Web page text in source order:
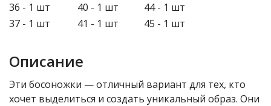
36 - 1 шт
37 - 1 шт
40 - 1 шт
41 - 1 шт
44 - 1 шт
45 - 1 шт
Описание
Эти босоножки — отличный вариант для тех, кто
хочет выделиться и создать уникальный образ. Они